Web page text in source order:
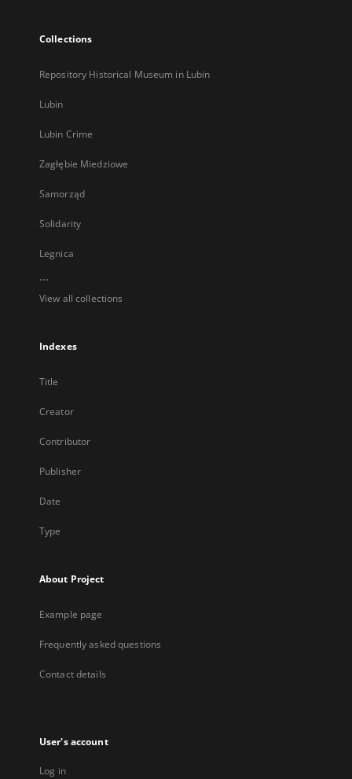
Collections
Repository Historical Museum in Lubin
Lubin
Lubin Crime
Zagłębie Miedziowe
Samorząd
Solidarity
Legnica
...
View all collections
Indexes
Title
Creator
Contributor
Publisher
Date
Type
About Project
Example page
Frequently asked questions
Contact details
User's account
Log in